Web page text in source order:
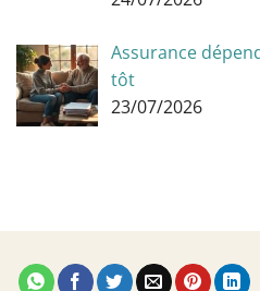
Assurance
tôt
23/07/2026